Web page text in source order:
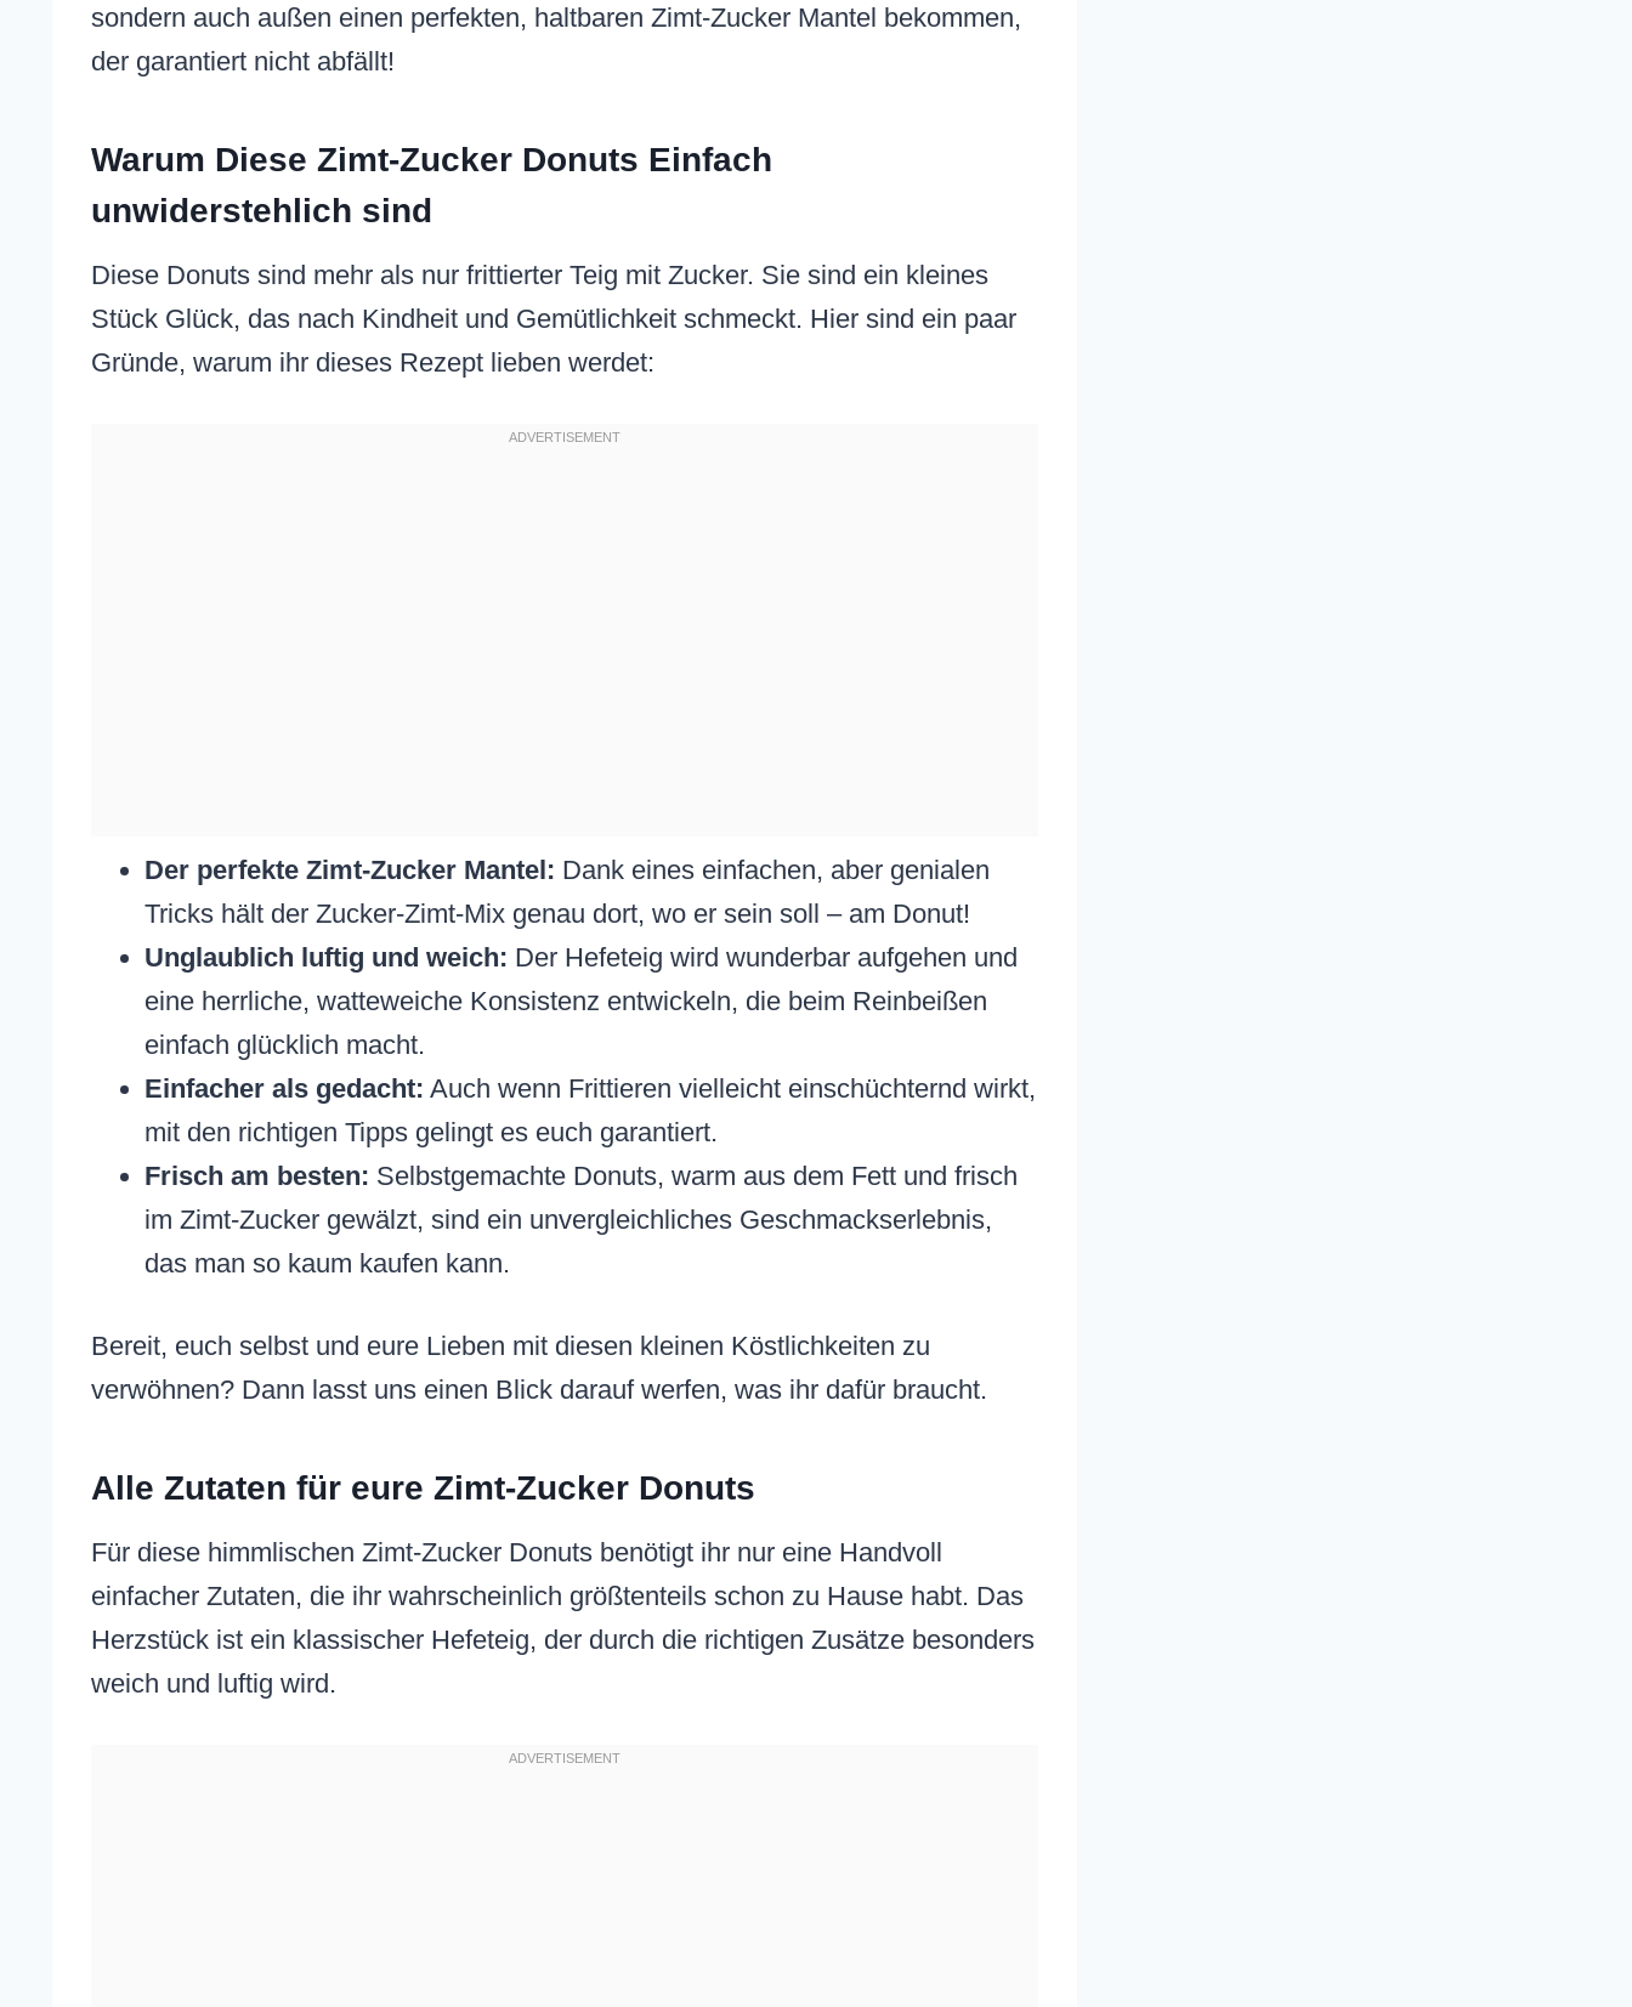
sondern auch außen einen perfekten, haltbaren Zimt-Zucker Mantel bekommen,
der garantiert nicht abfällt!
Warum Diese Zimt-Zucker Donuts Einfach
unwiderstehlich sind
Diese Donuts sind mehr als nur frittierter Teig mit Zucker. Sie sind ein kleines
Stück Glück, das nach Kindheit und Gemütlichkeit schmeckt. Hier sind ein paar
Gründe, warum ihr dieses Rezept lieben werdet:
Der perfekte Zimt-Zucker Mantel: Dank eines einfachen, aber genialen
Tricks hält der Zucker-Zimt-Mix genau dort, wo er sein soll – am Donut!
Unglaublich luftig und weich: Der Hefeteig wird wunderbar aufgehen und
eine herrliche, watteweiche Konsistenz entwickeln, die beim Reinbeißen
einfach glücklich macht.
Einfacher als gedacht: Auch wenn Frittieren vielleicht einschüchternd wirkt,
mit den richtigen Tipps gelingt es euch garantiert.
Frisch am besten: Selbstgemachte Donuts, warm aus dem Fett und frisch
im Zimt-Zucker gewälzt, sind ein unvergleichliches Geschmackserlebnis,
das man so kaum kaufen kann.
Bereit, euch selbst und eure Lieben mit diesen kleinen Köstlichkeiten zu
verwöhnen? Dann lasst uns einen Blick darauf werfen, was ihr dafür braucht.
Alle Zutaten für eure Zimt-Zucker Donuts
Für diese himmlischen Zimt-Zucker Donuts benötigt ihr nur eine Handvoll
einfacher Zutaten, die ihr wahrscheinlich größtenteils schon zu Hause habt. Das
Herzstück ist ein klassischer Hefeteig, der durch die richtigen Zusätze besonders
weich und luftig wird.